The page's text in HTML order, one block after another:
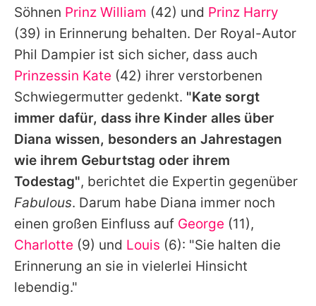
Nutzungsbedingungen
Utiq verwalten
Söhnen Prinz William (42) und Prinz Harry
(39) in Erinnerung behalten. Der Royal-Autor
Phil Dampier ist sich sicher, dass auch
Prinzessin Kate (42) ihrer verstorbenen
Schwiegermutter gedenkt. "Kate sorgt
immer dafür, dass ihre Kinder alles über
Diana wissen, besonders an Jahrestagen
wie ihrem Geburtstag oder ihrem
Todestag", berichtet die Expertin gegenüber
Fabulous. Darum habe Diana immer noch
einen großen Einfluss auf George (11),
Charlotte (9) und Louis (6): "Sie halten die
Erinnerung an sie in vielerlei Hinsicht
lebendig."